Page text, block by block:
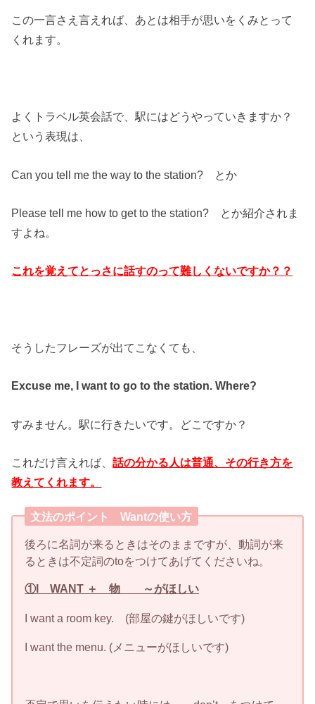
この一言さえ言えれば、あとは相手が思いをくみとって
くれます。
よくトラベル英会話で、駅にはどうやっていきますか？
という表現は、
Can you tell me the way to the station? とか
Please tell me how to get to the station? とか紹介されま
すよね。
これを覚えてとっさに話すのって難しくないですか？？
そうしたフレーズが出てこなくても、
Excuse me, I want to go to the station. Where?
すみません。駅に行きたいです。どこですか？
これだけ言えれば、話の分かる人は普通、その行き方を
教えてくれます。
文法のポイント Wantの使い方
後ろに名詞が来るときはそのままですが、動詞が来
るときは不定詞のtoをつけてあげてくださいね。
①I WANT ＋ 物 ～がほしい
I want a room key. (部屋の鍵がほしいです)
I want the menu. (メニューがほしいです)